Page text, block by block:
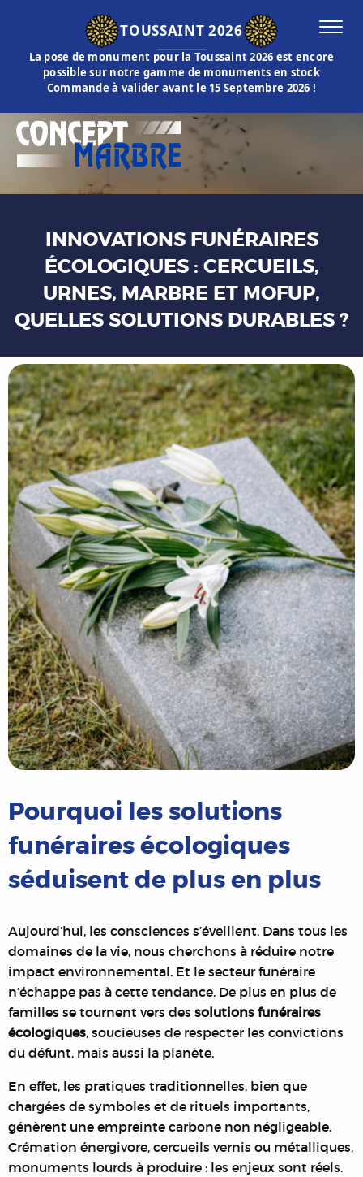
TOUSSAINT 2026
La pose de monument pour la Toussaint 2026 est encore
possible sur notre gamme de monuments en stock
Commande à valider avant le 15 Septembre 2026 !
INNOVATIONS FUNÉRAIRES
ÉCOLOGIQUES : CERCUEILS,
URNES, MARBRE ET MOFUP,
QUELLES SOLUTIONS DURABLES ?
Pourquoi les solutions
funéraires écologiques
séduisent de plus en plus
Aujourd’hui, les consciences s’éveillent. Dans tous les
domaines de la vie, nous cherchons à réduire notre
impact environnemental. Et le secteur funéraire
n’échappe pas à cette tendance. De plus en plus de
familles se tournent vers des solutions funéraires
écologiques, soucieuses de respecter les convictions
du défunt, mais aussi la planète.
En effet, les pratiques traditionnelles, bien que
chargées de symboles et de rituels importants,
génèrent une empreinte carbone non négligeable.
Crémation énergivore, cercueils vernis ou métalliques,
monuments lourds à produire : les enjeux sont réels.